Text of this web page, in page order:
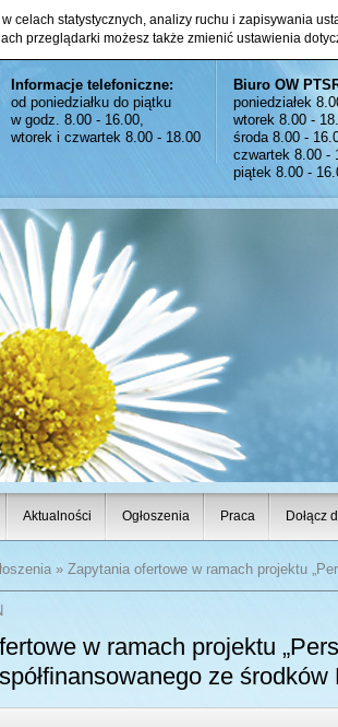
statystycznych, analizy ruchu i zapisywania
przeglądarki możesz także zmienić ustawienia
Informacje telefoniczne:
od poniedziałku do piątku
w godz. 8.00 - 16.00,
wtorek i czwartek 8.00 - 18.00
Biuro OW
poniedziałek
wtorek 8.00 -
środa 8.00 -
czwartek 8.00 -
piątek 8.00 -
Aktualności Ogłoszenia Praca Dołącz
» Zapytania ofertowe w ramach projektu
w ramach projektu
ze środków